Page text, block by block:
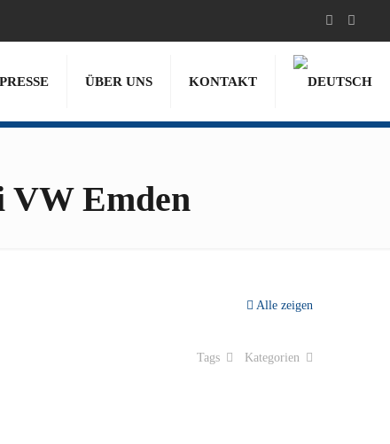
PRESSE ÜBER UNS KONTAKT
VW Emden
Alle zeigen
Kategorien
Tags